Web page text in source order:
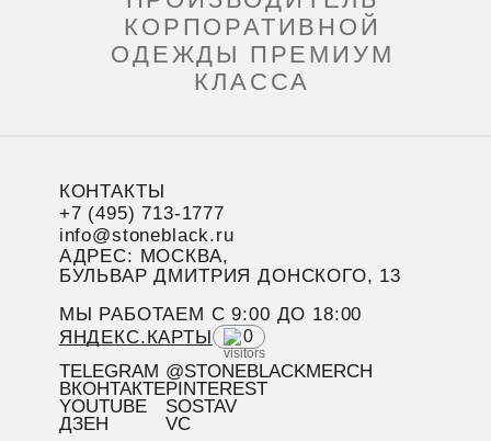
КОРПОРАТИВНОЙ
ОДЕЖДЫ ПРЕМИУМ
КЛАССА
КОНТАКТЫ
+7 (495) 713-1777
info@stoneblack.ru
АДРЕС: МОСКВА,
БУЛЬВАР ДМИТРИЯ ДОНСКОГО, 13
МЫ РАБОТАЕМ C 9:00 ДО 18:00
ЯНДЕКС.КАРТЫ
0
TELEGRAM
ВКОНТАКТЕ
YOUTUBE
ДЗЕН
@STONEBLACKMERCH
PINTEREST
SOSTAV
VC